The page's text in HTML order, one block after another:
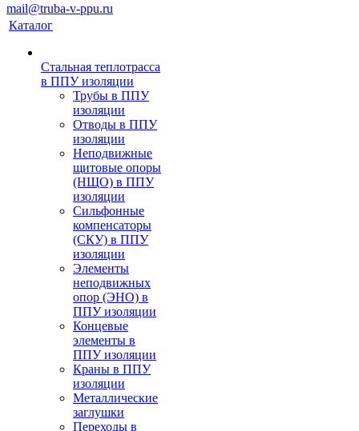
mail@truba-v-ppu.ru
Каталог
Стальная теплотрасса
в ППУ изоляции
Трубы в ППУ
изоляции
Отводы в ППУ
изоляции
Неподвижные
щитовые опоры
(НЩО) в ППУ
изоляции
Cильфонные
компенсаторы
(СКУ) в ППУ
изоляции
Элементы
неподвижных
опор (ЭНО) в
ППУ изоляции
Концевые
элементы в
ППУ изоляции
Краны в ППУ
изоляции
Металлические
заглушки
Переходы в